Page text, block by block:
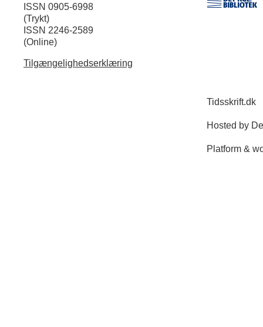
ISSN 0905-6998
(Trykt)
ISSN 2246-2589
(Online)
Tilgængelighedserklæring